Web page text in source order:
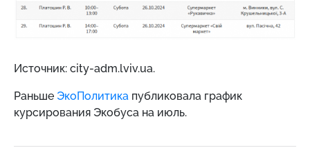
Источник: city-adm.lviv.ua.
Раньше ЭкоПолитика публиковала график
курсирования Экобуса на июль.